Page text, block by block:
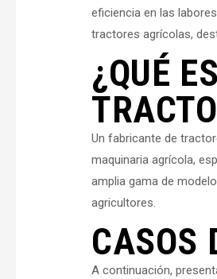
eficiencia en las
tractores agrícolas,
¿QUÉ
Un fabricante de
maquinaria agrícola,
amplia gama de
agricultores.
CASOS
A continuación,